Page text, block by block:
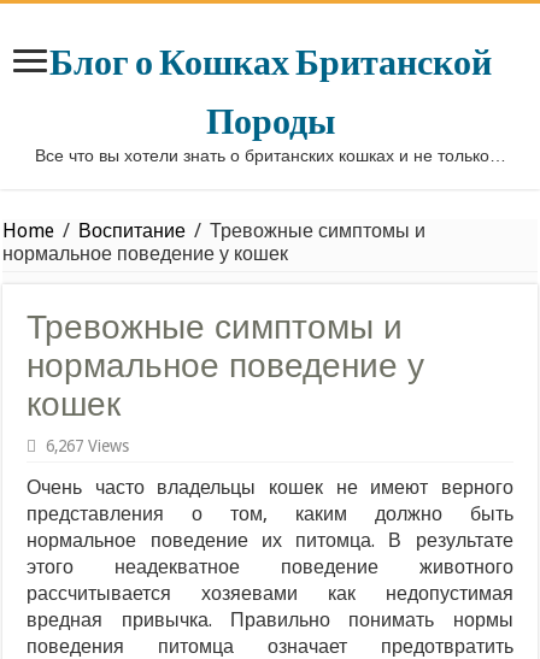
Блог о Кошках Британской
Породы
Все что вы хотели знать о британских кошках и не только…
Home / Воспитание / Тревожные симптомы и
нормальное поведение у кошек
Тревожные симптомы и
нормальное поведение у
кошек
6,267 Views
Очень часто владельцы кошек не имеют верного
представления о том, каким должно быть
нормальное поведение их питомца. В результате
этого неадекватное поведение животного
рассчитывается хозяевами как недопустимая
вредная привычка. Правильно понимать нормы
поведения питомца означает предотвратить